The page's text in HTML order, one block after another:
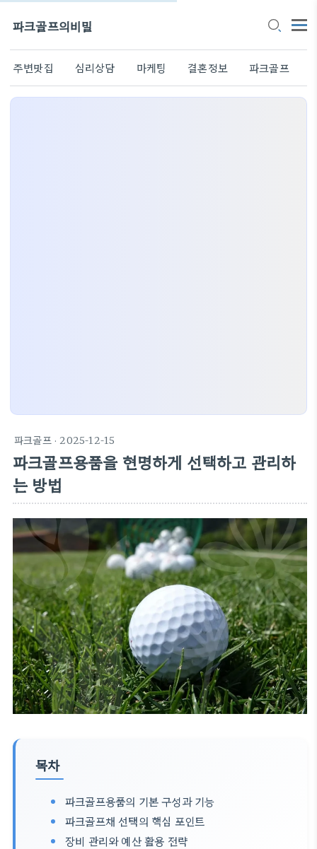
파크골프의비밀
주변맛집 심리상담 마케팅 결혼정보 파크골프
파크골프· 2025-12-15
파크골프용품을 현명하게 선택하고 관리하
는 방법
목차
파크골프용품의 기본 구성과 기능
파크골프채 선택의 핵심 포인트
장비 관리와 예산 활용 전략